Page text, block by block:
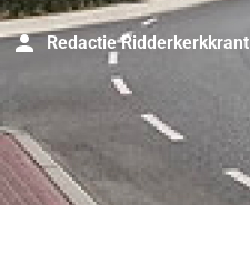
Redactie Ridderkerkkrant